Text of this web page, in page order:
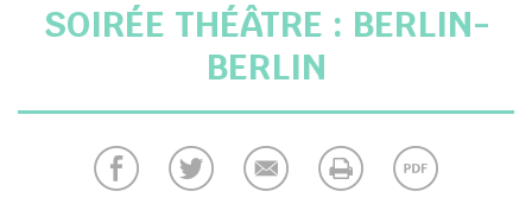
SOIRÉE THÉÂTRE : BERLIN-
BERLIN